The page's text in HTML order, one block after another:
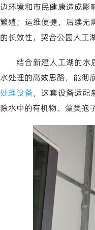
边环境和市民健康造成
繁殖；运维便捷，后续
的长效性，契合公园人工
结合新建人工湖的
水处理的高效思路，能彻
处理设备，这套设备适
除水中的有机物、藻类孢